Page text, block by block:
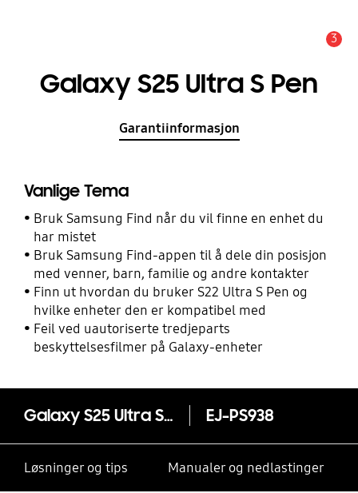
3
Galaxy S25 Ultra S Pen
Garantiinformasjon
Vanlige Tema
Bruk Samsung Find når du vil finne en enhet du
har mistet
Bruk Samsung Find-appen til å dele din posisjon
med venner, barn, familie og andre kontakter
Finn ut hvordan du bruker S22 Ultra S Pen og
hvilke enheter den er kompatibel med
Feil ved uautoriserte tredjeparts
beskyttelsesfilmer på Galaxy-enheter
Galaxy S25 Ultra S Pen EJ-PS938
Løsninger og tips Manualer og nedlastinger